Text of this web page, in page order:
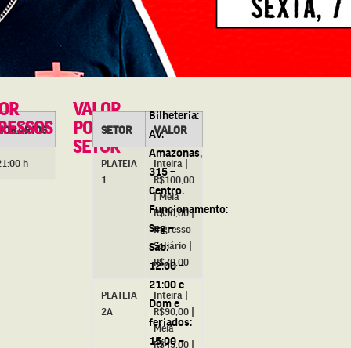
h
VALOR
POR
SETOR
SETOR VALOR
PLATEIA
1
Inteira |
R$100,00
| Meia
R$50,00 |
Ingresso
Soliário |
R$70,00
PLATEIA
2A
Inteira |
R$90,00 |
Meia
R$45,00 |
Bilheteria:
Av.
Amazonas,
315 –
Centro.
Funcionamento:
Seg –
Sáb:
12:00 –
21:00 e
Dom e
feriados:
15:00 –